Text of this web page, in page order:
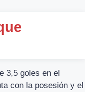
3,5 goles en el
con la posesión y el